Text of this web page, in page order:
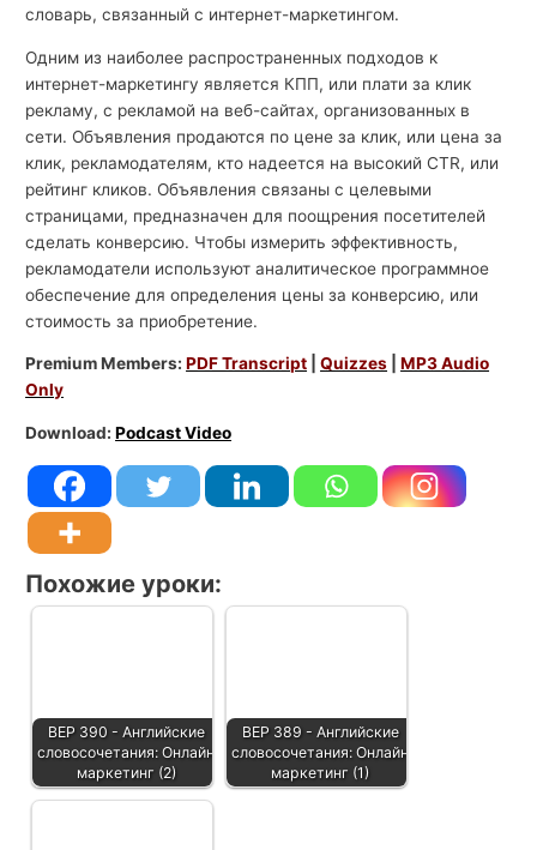
словарь, связанный с интернет-маркетингом.
Одним из наиболее распространенных подходов к
интернет-маркетингу является КПП, или плати за клик
рекламу, с рекламой на веб-сайтах, организованных в
сети. Объявления продаются по цене за клик, или цена за
клик, рекламодателям, кто надеется на высокий CTR, или
рейтинг кликов. Объявления связаны с целевыми
страницами, предназначен для поощрения посетителей
сделать конверсию. Чтобы измерить эффективность,
рекламодатели используют аналитическое программное
обеспечение для определения цены за конверсию, или
стоимость за приобретение.
Premium Members:PDF Transcript |Quizzes |MP3 Audio
Only
Download:Podcast Video
Похожие уроки:
BEP 390 - Английские
словосочетания: Онлайн
маркетинг (2)
BEP 389 - Английские
словосочетания: Онлайн
маркетинг (1)